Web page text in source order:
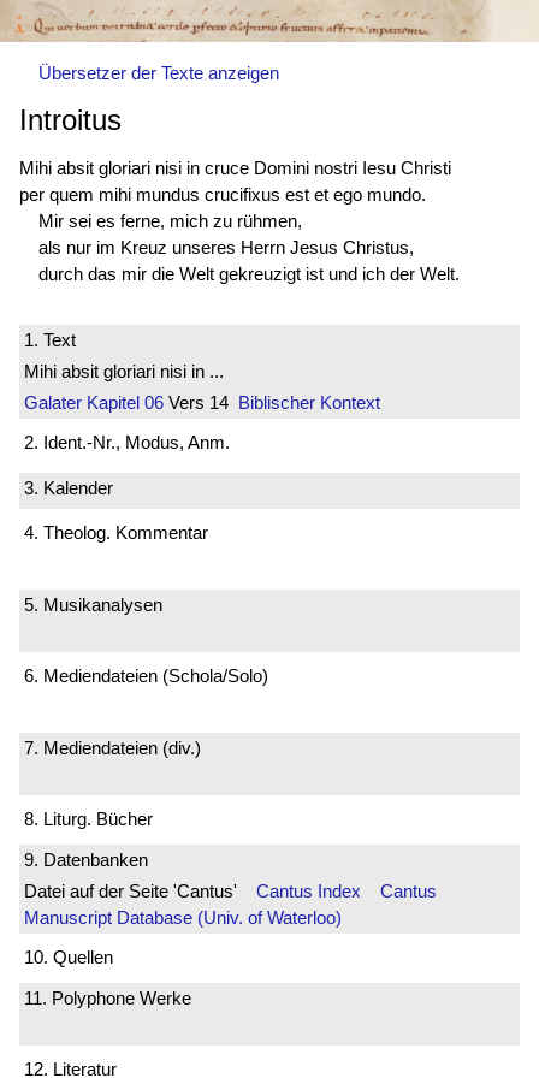
Übersetzer der Texte anzeigen
Introitus
Mihi absit gloriari nisi in cruce Domini nostri Iesu Christi
per quem mihi mundus crucifixus est et ego mundo.
Mir sei es ferne, mich zu rühmen,
als nur im Kreuz unseres Herrn Jesus Christus,
durch das mir die Welt gekreuzigt ist und ich der Welt.
1. Text
Mihi absit gloriari nisi in ...
Galater Kapitel 06 Vers 14 Biblischer Kontext
2. Ident.-Nr., Modus, Anm.
3. Kalender
4. Theolog. Kommentar
5. Musikanalysen
6. Mediendateien (Schola/Solo)
7. Mediendateien (div.)
8. Liturg. Bücher
9. Datenbanken
Datei auf der Seite 'Cantus' Cantus Index
Cantus
Manuscript Database (Univ. of Waterloo)
10. Quellen
11. Polyphone Werke
12. Literatur